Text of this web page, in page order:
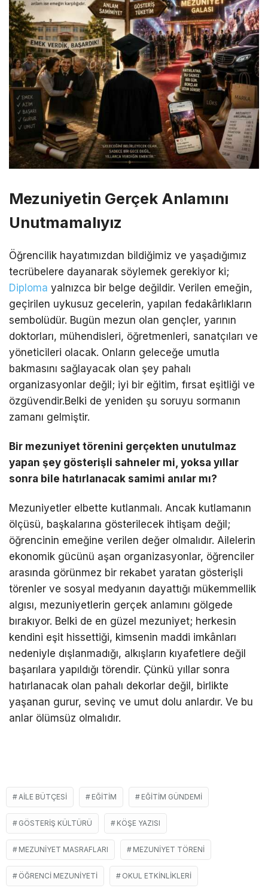
Mezuniyetin Gerçek Anlamını
Unutmamalıyız
Öğrencilik hayatımızdan bildiğimiz ve yaşadığımız
tecrübelere dayanarak söylemek gerekiyor ki;
Diploma yalnızca bir belge değildir. Verilen emeğin,
geçirilen uykusuz gecelerin, yapılan fedakârlıkların
sembolüdür. Bugün mezun olan gençler, yarının
doktorları, mühendisleri, öğretmenleri, sanatçıları ve
yöneticileri olacak. Onların geleceğe umutla
bakmasını sağlayacak olan şey pahalı
organizasyonlar değil; iyi bir eğitim, fırsat eşitliği ve
özgüvendir.Belki de yeniden şu soruyu sormanın
zamanı gelmiştir.
Bir mezuniyet törenini gerçekten unutulmaz
yapan şey gösterişli sahneler mi, yoksa yıllar
sonra bile hatırlanacak samimi anılar mı?
Mezuniyetler elbette kutlanmalı. Ancak kutlamanın
ölçüsü, başkalarına gösterilecek ihtişam değil;
öğrencinin emeğine verilen değer olmalıdır. Ailelerin
ekonomik gücünü aşan organizasyonlar, öğrenciler
arasında görünmez bir rekabet yaratan gösterişli
törenler ve sosyal medyanın dayattığı mükemmellik
algısı, mezuniyetlerin gerçek anlamını gölgede
bırakıyor. Belki de en güzel mezuniyet; herkesin
kendini eşit hissettiği, kimsenin maddi imkânları
nedeniyle dışlanmadığı, alkışların kıyafetlere değil
başarılara yapıldığı törendir. Çünkü yıllar sonra
hatırlanacak olan pahalı dekorlar değil, birlikte
yaşanan gurur, sevinç ve umut dolu anlardır. Ve bu
anlar ölümsüz olmalıdır.
AILE BÜTÇESI EĞITIM EĞITIM GÜNDEMI
GÖSTERIŞ KÜLTÜRÜ KÖŞE YAZISI
MEZUNIYET MASRAFLARI MEZUNIYET TÖRENI
ÖĞRENCI MEZUNIYETI OKUL ETKINLIKLERI